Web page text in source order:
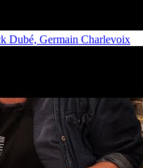
Dubé, Germain Charlevoix